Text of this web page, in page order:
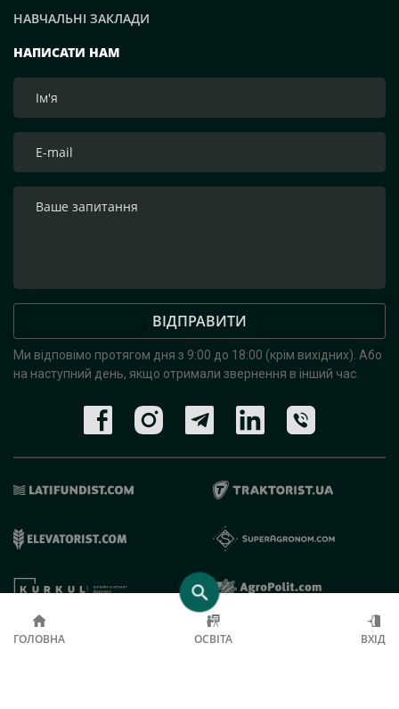
НАПИСАТИ НАМ
ВІДПРАВИТИ
Ми відповімо протягом дня з 9:00 до 18:00 (крім вихідних). Або
на наступний день, якщо отримали звернення в інший час.
НАВЧАЛЬНІ ЗАКЛАДИ
© 2019 - 2026 AgroRobota. Всі права захищені.
ГОЛОВНА ОСВІТА ВХІД